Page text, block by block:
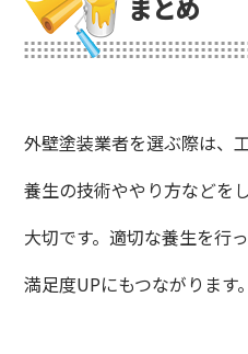
まとめ
外壁塗装業者を選ぶ際は、
養生の技術ややり方などを
大切です。適切な養生を行
満足度UPにもつながります。